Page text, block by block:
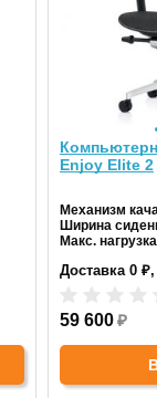
Enjoy Elite 2
Механизм
Ширина
Макс.
Материал
Доставка 0
59 600₽